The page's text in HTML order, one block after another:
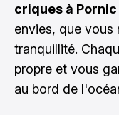
criques à Pornic
envies, que vous
tranquillité.
propre et vous
au bord de